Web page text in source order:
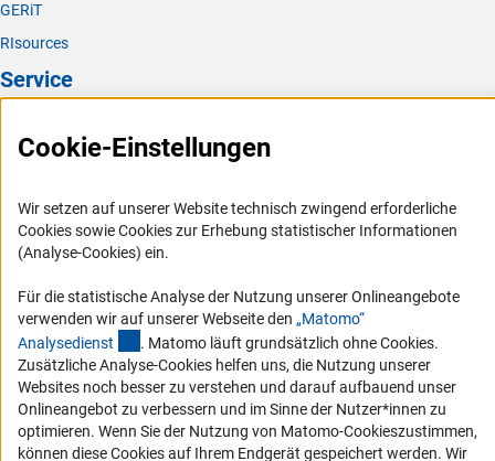
GERiT
RIsources
Service
FAQ
Logo und Corporate Design
RSS-Feeds
Compliance
Vergabeverfahren
Barrierefreiheit
Service und Informationen für Menschen mit Behinderungen
Erklärung zur Barrierefreiheit
Cookie-Einstellungen
Wir setzen auf unserer Website technisch zwingend erforderliche
Cookies sowie Cookies zur Erhebung statistischer Informationen
(Analyse-Cookies) ein.
Für die statistische Analyse der Nutzung unserer Onlineangebote
verwenden wir auf unserer Webseite den „Matomo“
Analysedienst (externer Link)
. Matomo läuft grundsätzlich ohne Cookies.
Zusätzliche Analyse-Cookies helfen uns, die Nutzung unserer
Websites noch besser zu verstehen und darauf aufbauend unser
Onlineangebot zu verbessern und im Sinne der Nutzer*innen zu
optimieren. Wenn Sie der Nutzung von Matomo-Cookieszustimmen,
können diese Cookies auf Ihrem Endgerät gespeichert werden. Wir